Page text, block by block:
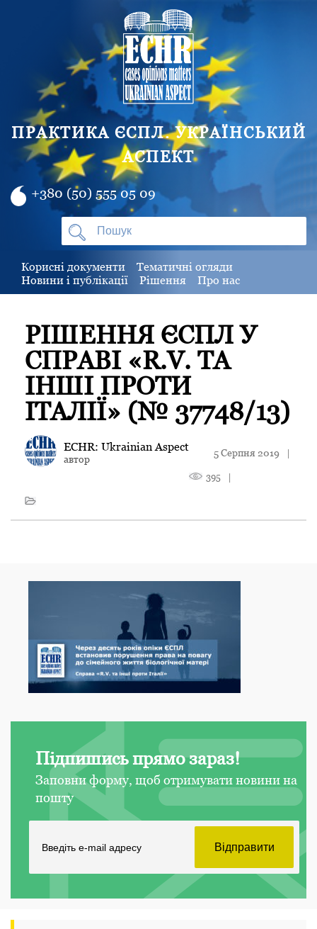
ПРАКТИКА ЄСПЛ. УКРАЇНСЬКИЙ
АСПЕКТ
+380 (50) 555 05 09
Корисні документи
Тематичні огляди
Новини і публікації
Рішення Про нас
РІШЕННЯ ЄСПЛ У
СПРАВІ «R.V. ТА
ІНШІ ПРОТИ
ІТАЛІЇ» (№ 37748/13)
ECHR: Ukrainian Aspect
автор
5 Серпня 2019 |
395 |
Підпишись прямо зараз!
Заповни форму, щоб отримувати новини на
пошту